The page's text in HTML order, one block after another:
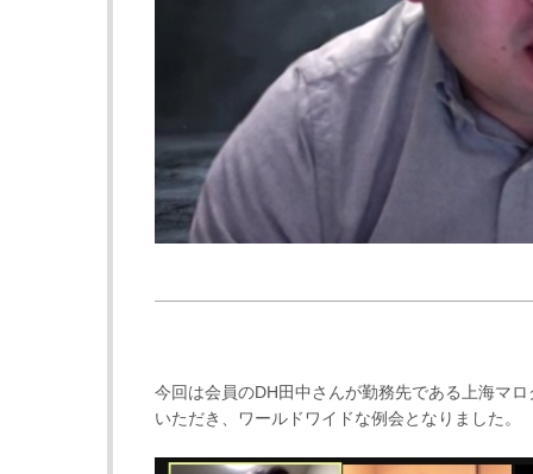
今回は会員のDH田中さんが勤務先である上海マ
いただき、ワールドワイドな例会となりました。